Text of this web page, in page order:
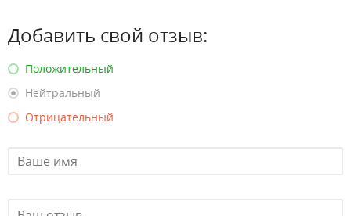
Добавить свой отзыв:
Положительный
Нейтральный
Отрицательный